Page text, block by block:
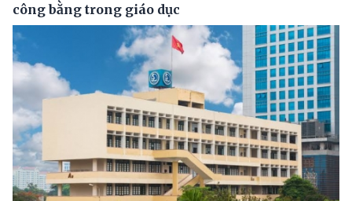
công bằng trong giáo dục